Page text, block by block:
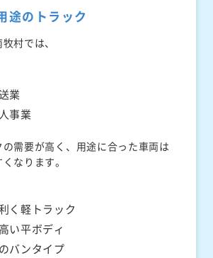
途のトラック
村では、
業
事業
需要が高く、用途に合った車両は
なります。
く軽トラック
い平ボディ
バンタイプ